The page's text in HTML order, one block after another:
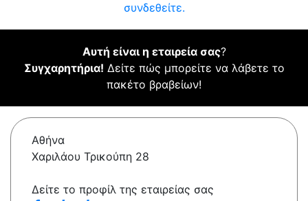
συνδεθείτε.
Αυτή είναι η εταιρεία σας?
Συγχαρητήρια! Δείτε πώς μπορείτε να λάβετε το
πακέτο βραβείων!
Αθήνα
Χαριλάου Τρικούπη 28
Δείτε το προφίλ της εταιρείας σας